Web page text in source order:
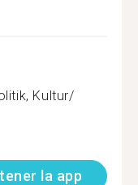
Kultur/
la app